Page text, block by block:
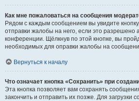
Как мне пожаловаться на сообщения
Рядом с каждым сообщением вы увидите
отправки жалобы на него, если это разрешено
конференции. Щёлкнув по этой кнопке, вы
необходимых для оправки жалобы на
Вернуться к началу
Что означает кнопка «Сохранить» при
Эта кнопка позволяет вам сохранять
закончить и отправить их позже. Для загрузки